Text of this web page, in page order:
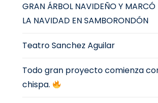
GRAN ÁRBOL NAVIDEÑO Y MARCÓ
LA NAVIDAD EN SAMBORONDÓN
Teatro Sanchez Aguilar
Todo gran proyecto comienza
chispa.